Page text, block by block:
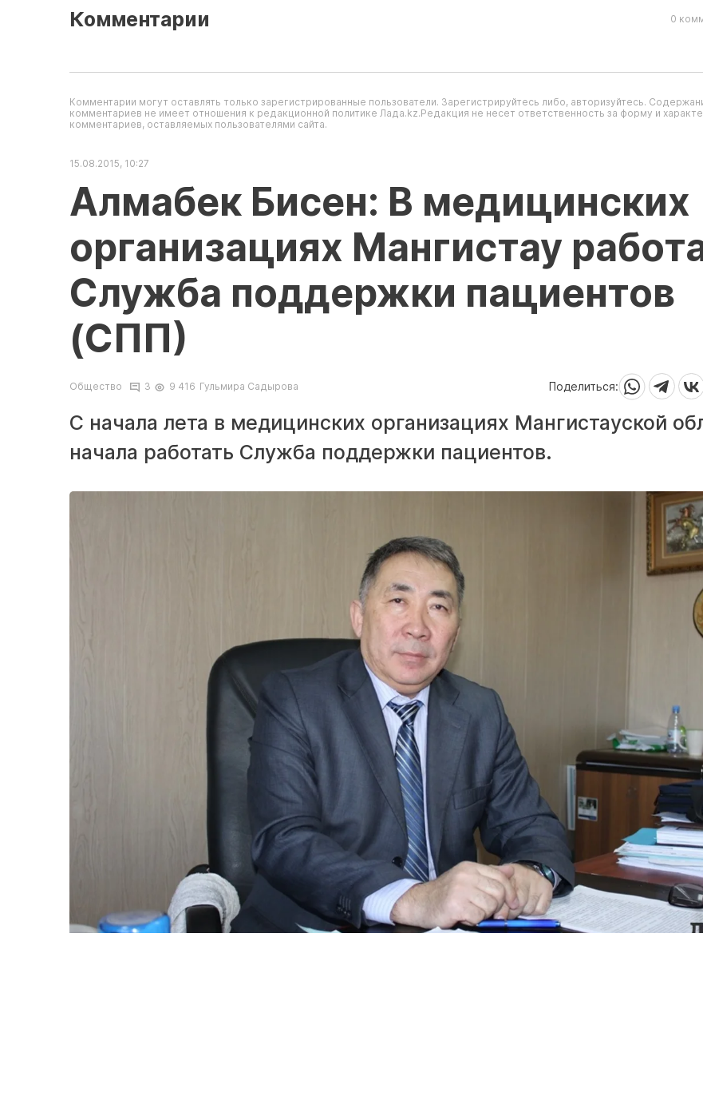
Комментарии 0
Комментарии могут оставлять только зарегистрированные пользователи. Зарегистрируйтесь либо, авторизуйтесь.
комментариев не имеет отношения к редакционной политике Лада.kz.Редакция не несет ответственность за форму и
комментариев, оставляемых пользователями сайта.
15.08.2015, 10:27
Алмабек Бисен: В медицинских
организациях Мангистау
Служба поддержки пациентов
(СПП)
Общество 3 9 416 Гульмира Садырова Поделиться:
С начала лета в медицинских организациях Мангистауской
начала работать Служба поддержки пациентов.